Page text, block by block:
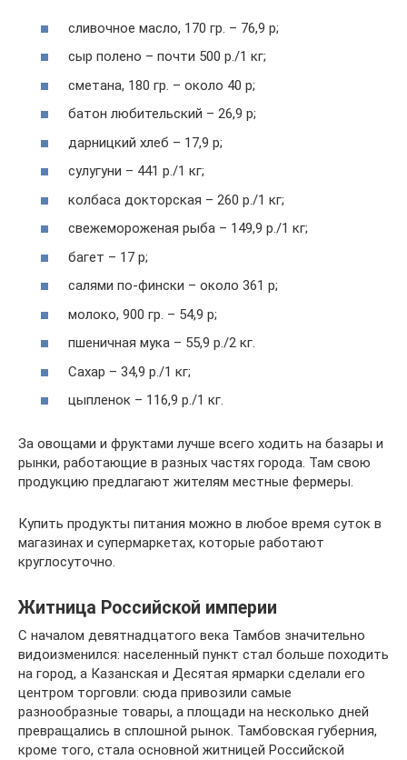
сливочное масло, 170 гр. – 76,9 р;
сыр полено – почти 500 р./1 кг;
сметана, 180 гр. – около 40 р;
батон любительский – 26,9 р;
дарницкий хлеб – 17,9 р;
сулугуни – 441 р./1 кг;
колбаса докторская – 260 р./1 кг;
свежемороженая рыба – 149,9 р./1 кг;
багет – 17 р;
салями по-фински – около 361 р;
молоко, 900 гр. – 54,9 р;
пшеничная мука – 55,9 р./2 кг.
Сахар – 34,9 р./1 кг;
цыпленок – 116,9 р./1 кг.
За овощами и фруктами лучше всего ходить на базары и
рынки, работающие в разных частях города. Там свою
продукцию предлагают жителям местные фермеры.
Купить продукты питания можно в любое время суток в
магазинах и супермаркетах, которые работают
круглосуточно.
Житница Российской империи
С началом девятнадцатого века Тамбов значительно
видоизменился: населенный пункт стал больше походить
на город, а Казанская и Десятая ярмарки сделали его
центром торговли: сюда привозили самые
разнообразные товары, а площади на несколько дней
превращались в сплошной рынок. Тамбовская губерния,
кроме того, стала основной житницей Российской